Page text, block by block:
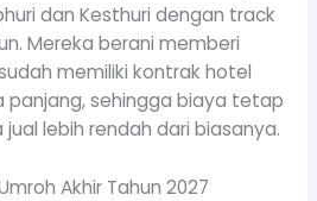
dan Kesthuri dengan track
Mereka berani memberi
memiliki kontrak hotel
panjang, sehingga biaya tetap
lebih rendah dari biasanya.
Akhir Tahun 2027